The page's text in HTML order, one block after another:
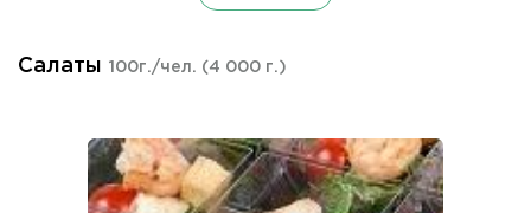
Салаты 100г./чел. (4 000 г.)